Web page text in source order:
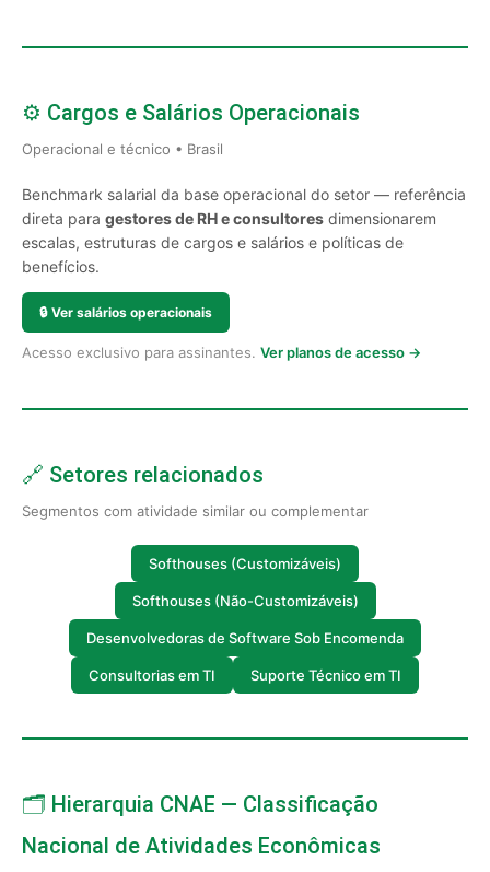
⚙️ Cargos e Salários Operacionais
Operacional e técnico • Brasil
Benchmark salarial da base operacional do setor — referência
direta para gestores de RH e consultores dimensionarem
escalas, estruturas de cargos e salários e políticas de
benefícios.
🔒 Ver salários operacionais
Acesso exclusivo para assinantes. Ver planos de acesso →
🔗 Setores relacionados
Segmentos com atividade similar ou complementar
Softhouses (Customizáveis)
Softhouses (Não-Customizáveis)
Desenvolvedoras de Software Sob Encomenda
Consultorias em TI Suporte Técnico em TI
🗂️ Hierarquia CNAE — Classificação
Nacional de Atividades Econômicas